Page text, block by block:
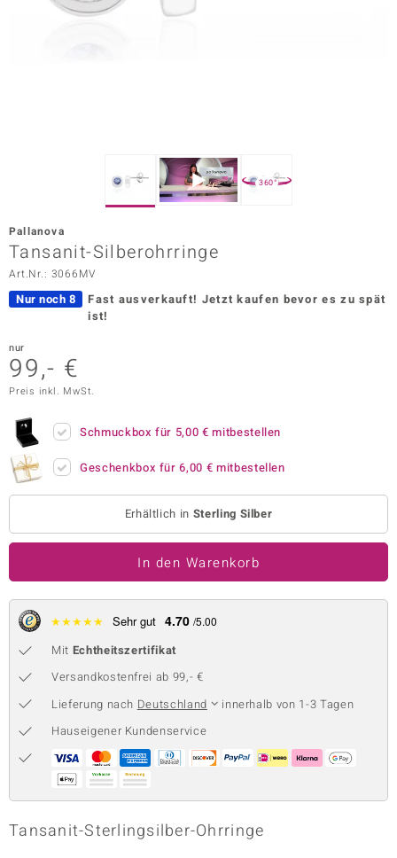
Vogue
Collection
Collection
360°
Pallanova
Tansanit-Silberohrringe
Art.Nr.: 3066MV
Nur noch 8 Fast ausverkauft! Jetzt kaufen bevor es zu spät
ist!
nur
99,- €
Preis inkl. MwSt.
Schmuckbox für 5,00 € mitbestellen
Geschenkbox für6,00 € mitbestellen
Erhältlich in Sterling Silber
In den Warenkorb
★★★★★ Sehr gut 4.70 /5.00
Mit Echtheitszertifikat
Versandkostenfrei ab 99,- €
Lieferung nach Deutschland
innerhalb von 1-3 Tagen
Hauseigener Kundenservice
Tansanit-Sterlingsilber-Ohrringe